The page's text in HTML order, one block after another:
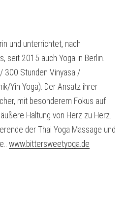
und unterrichtet, nach
seit 2015 auch Yoga in Berlin.
300 Stunden Vinyasa /
Yin Yoga). Der Ansatz ihrer
mit besonderem Fokus auf
Haltung von Herz zu Herz.
der Thai Yoga Massage und
www.bittersweetyoga.de